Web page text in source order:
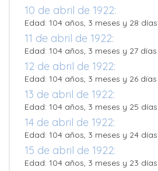
10 de abril de 1922:
Edad: 104 años, 3 meses y 28 días
11 de abril de 1922:
Edad: 104 años, 3 meses y 27 días
12 de abril de 1922:
Edad: 104 años, 3 meses y 26 días
13 de abril de 1922:
Edad: 104 años, 3 meses y 25 días
14 de abril de 1922:
Edad: 104 años, 3 meses y 24 días
15 de abril de 1922:
Edad: 104 años, 3 meses y 23 días